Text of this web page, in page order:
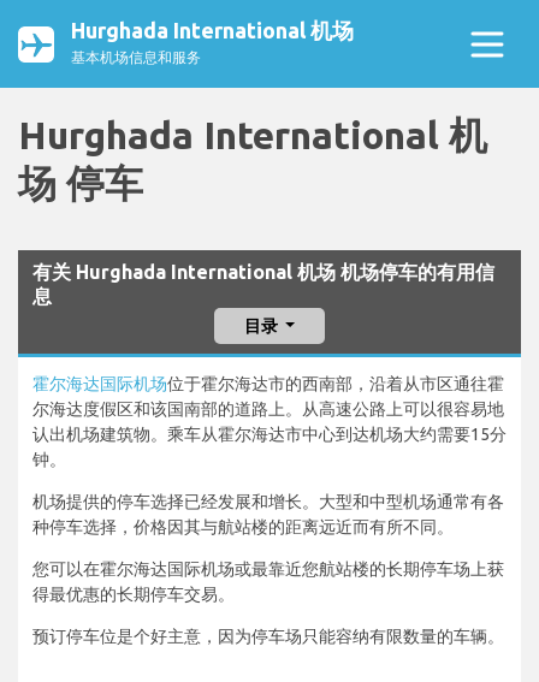
Hurghada International 机场
基本机场信息和服务
Hurghada International 机
场 停车
有关 Hurghada International 机场 机场停车的有用信
息
目录
霍尔海达国际机场位于霍尔海达市的西南部，沿着从市区通往霍
尔海达度假区和该国南部的道路上。从高速公路上可以很容易地
认出机场建筑物。乘车从霍尔海达市中心到达机场大约需要15分
钟。
机场提供的停车选择已经发展和增长。大型和中型机场通常有各
种停车选择，价格因其与航站楼的距离远近而有所不同。
您可以在霍尔海达国际机场或最靠近您航站楼的长期停车场上获
得最优惠的长期停车交易。
预订停车位是个好主意，因为停车场只能容纳有限数量的车辆。